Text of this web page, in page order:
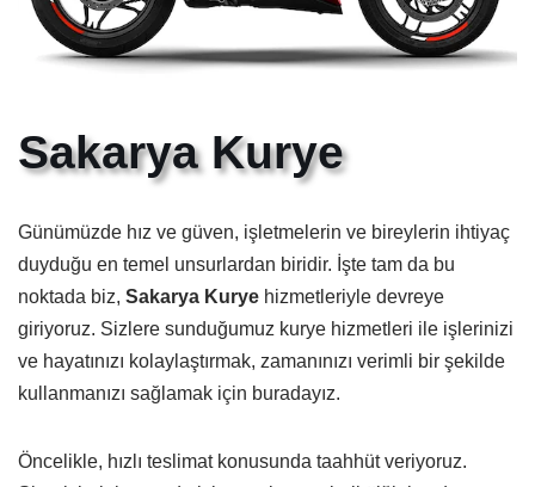
Sakarya Kurye
Günümüzde hız ve güven, işletmelerin ve bireylerin ihtiyaç
duyduğu en temel unsurlardan biridir. İşte tam da bu
noktada biz, Sakarya Kurye hizmetleriyle devreye
giriyoruz. Sizlere sunduğumuz kurye hizmetleri ile işlerinizi
ve hayatınızı kolaylaştırmak, zamanınızı verimli bir şekilde
kullanmanızı sağlamak için buradayız.
Öncelikle, hızlı teslimat konusunda taahhüt veriyoruz.